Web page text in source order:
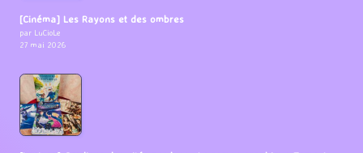
[Cinéma] Les Rayons et des ombres
par LuCioLe
27 mai 2026